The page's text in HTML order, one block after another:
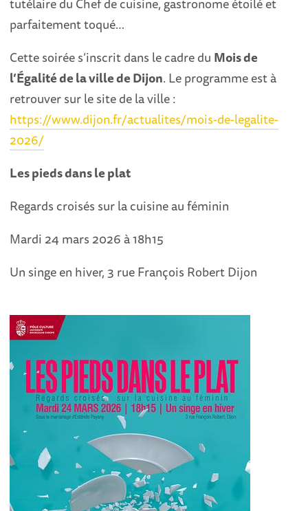
parfaitement toqué…
Cette soirée s’inscrit dans le cadre du Mois de
l’Égalité de la ville de Dijon. Le programme est à
retrouver sur le site de la ville :
https://www.dijon.fr/actualites/mois-de-legalite-
2026/
Les pieds dans le plat
Regards croisés sur la cuisine au féminin
Mardi 24 mars 2026 à 18h15
Un singe en hiver, 3 rue François Robert Dijon